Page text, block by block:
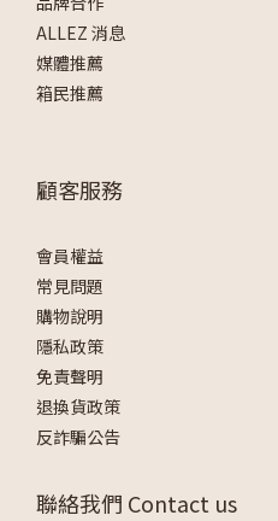
ALLEZ 消息
媒體推薦
箱民推薦
顧客服務
會員權益
常見問題
購物說明
隱私政策
免責聲明
退換貨政策
反詐騙公告
聯絡我們 Contact us